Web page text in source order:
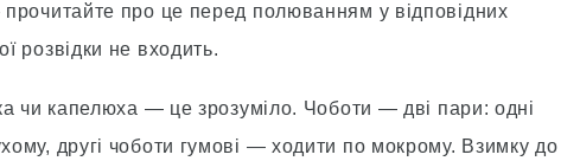
про це перед полюванням у вiдповiдних
розвiдки не входить.
чи капелюха — це зрозумiло. Чоботи — двi пари: однi
другi чоботи гумовi — ходити по мокрому. Взимку до